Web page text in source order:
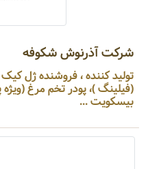
شرکت آذرنوش شکوفه
(فیلینگ )، پودر تخم مرغ
بیسکویت ...